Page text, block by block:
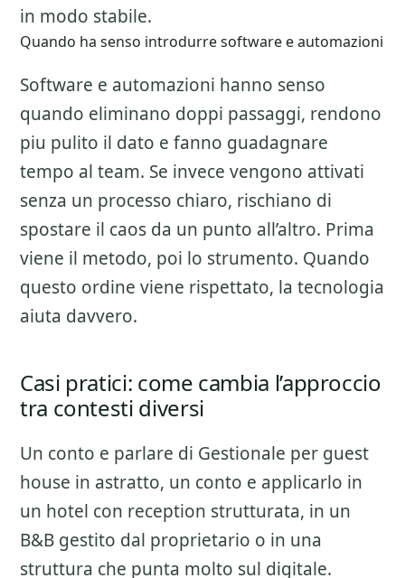
in modo stabile.
Quando ha senso introdurre software e automazioni
Software e automazioni hanno senso
quando eliminano doppi passaggi, rendono
piu pulito il dato e fanno guadagnare
tempo al team. Se invece vengono attivati
senza un processo chiaro, rischiano di
spostare il caos da un punto all’altro. Prima
viene il metodo, poi lo strumento. Quando
questo ordine viene rispettato, la tecnologia
aiuta davvero.
Casi pratici: come cambia l’approccio
tra contesti diversi
Un conto e parlare di Gestionale per guest
house in astratto, un conto e applicarlo in
un hotel con reception strutturata, in un
B&B gestito dal proprietario o in una
struttura che punta molto sul digitale.